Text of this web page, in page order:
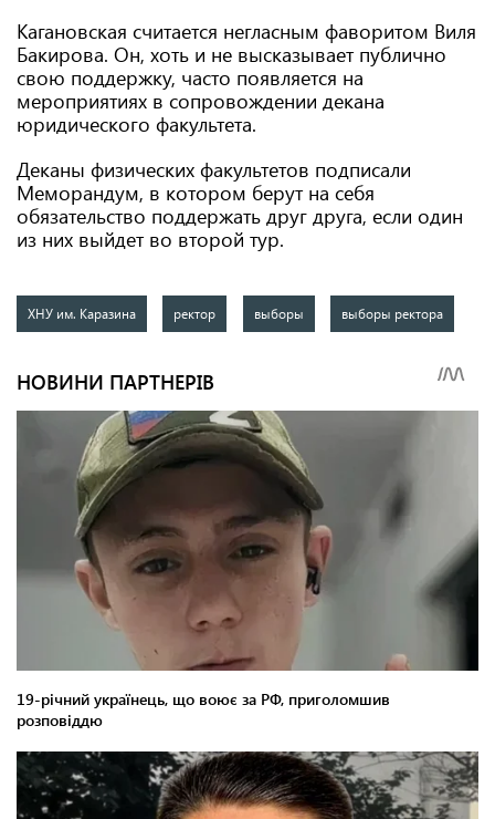
Кагановская считается негласным фаворитом Виля
Бакирова. Он, хоть и не высказывает публично
свою поддержку, часто появляется на
мероприятиях в сопровождении декана
юридического факультета.
Деканы физических факультетов подписали
Меморандум, в котором берут на себя
обязательство поддержать друг друга, если один
из них выйдет во второй тур.
ХНУ им. Каразина ректор выборы выборы ректора